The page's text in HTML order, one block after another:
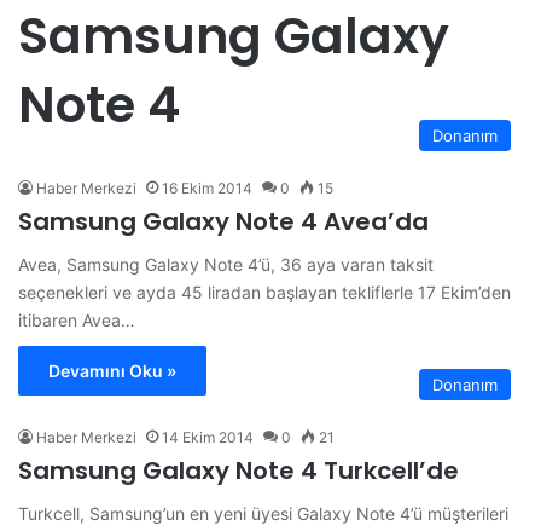
Samsung Galaxy
Note 4
Donanım
Haber Merkezi 16 Ekim 2014 0 15
Samsung Galaxy Note 4 Avea’da
Avea, Samsung Galaxy Note 4’ü, 36 aya varan taksit
seçenekleri ve ayda 45 liradan başlayan tekliflerle 17 Ekim’den
itibaren Avea…
Devamını Oku »
Donanım
Haber Merkezi 14 Ekim 2014 0 21
Samsung Galaxy Note 4 Turkcell’de
Turkcell, Samsung’un en yeni üyesi Galaxy Note 4’ü müşterileri